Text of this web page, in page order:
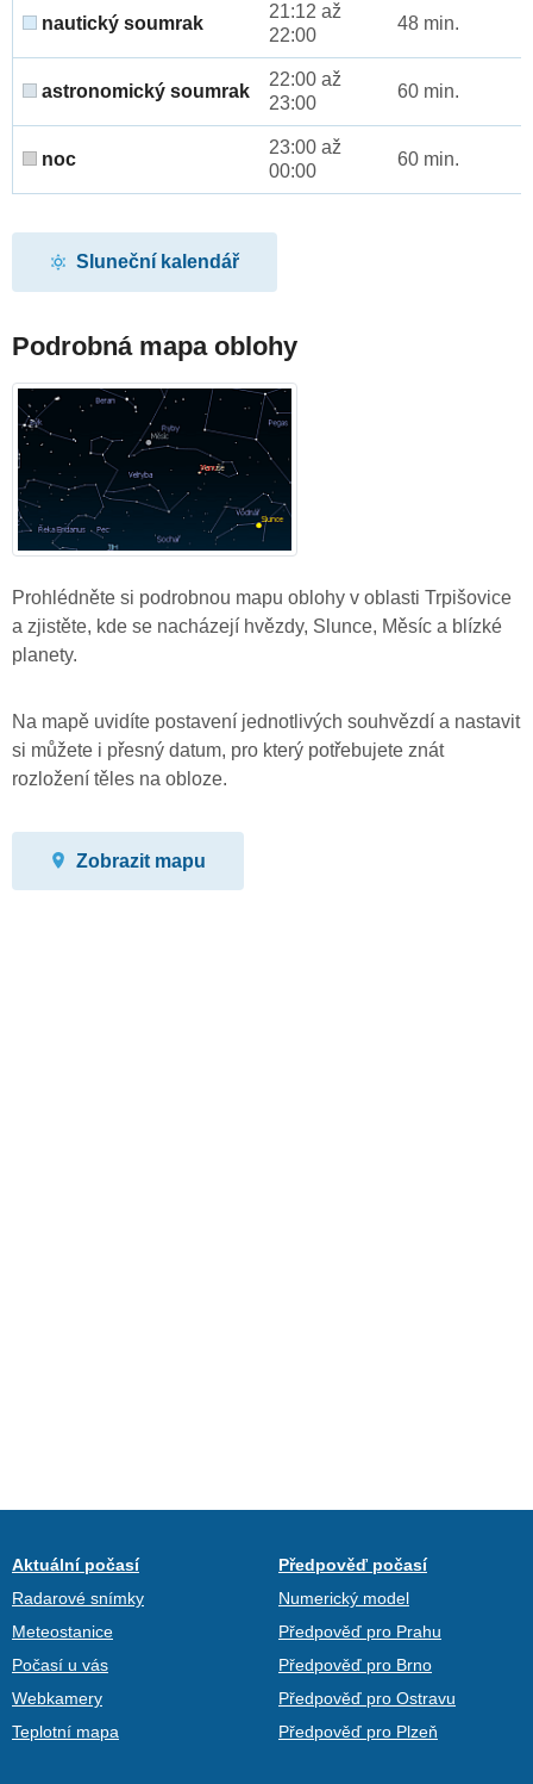
nautický soumrak
21:12 až
22:00
48 min.
astronomický soumrak
22:00 až
23:00
60 min.
noc
23:00 až
00:00
60 min.
Sluneční kalendář
Podrobná mapa oblohy
Prohlédněte si podrobnou mapu oblohy v oblasti Trpišovice
a zjistěte, kde se nacházejí hvězdy, Slunce, Měsíc a blízké
planety.
Na mapě uvidíte postavení jednotlivých souhvězdí a nastavit
si můžete i přesný datum, pro který potřebujete znát
rozložení těles na obloze.
Zobrazit mapu
Aktuální počasí
Radarové snímky
Meteostanice
Počasí u vás
Webkamery
Teplotní mapa
Předpověď počasí
Numerický model
Předpověď pro Prahu
Předpověď pro Brno
Předpověď pro Ostravu
Předpověď pro Plzeň